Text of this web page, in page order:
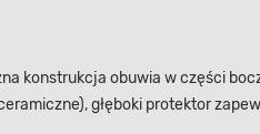
konstrukcja obuwia w części
głęboki protektor